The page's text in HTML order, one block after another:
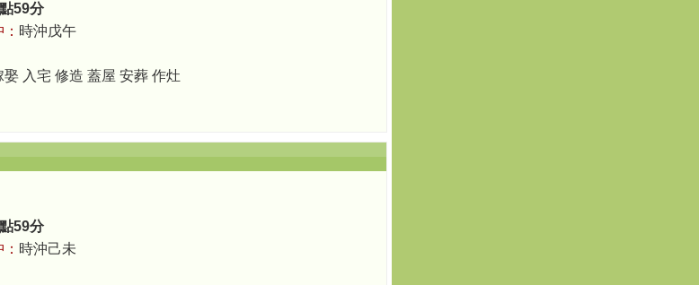
59分
時沖戊午
入宅 修造 蓋屋 安葬 作灶
59分
時沖己未